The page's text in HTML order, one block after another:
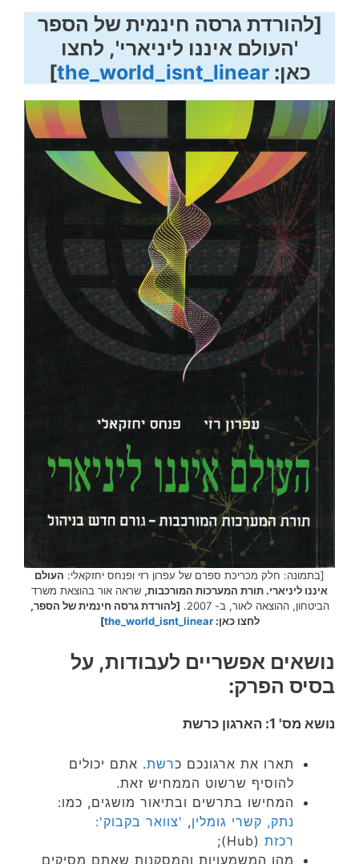
[להורדת גרסה חינמית של הספר
'העולם איננו ליניארי', לחצו
כאן:the_world_isnt_linear
]
[בתמונה: חלק מכריכת ספרם של עפרון רזי ופנחס יחזקאלי: העולם
איננו ליניארי. תורת המערכות המורכבות, שראה אור בהוצאת משרד
הביטחון, ההוצאה לאור, ב- 2007.
[להורדת גרסה חינמית של הספר,
לחצו כאן:the_world_isnt_linear
]
נושאים אפשריים לעבודות, על
בסיס הפרק:
נושא מס' 1: הארגון כרשת
תארו את ארגונכם כרשת. אתם יכולים
להוסיף שרשוט הממחיש זאת.
המחישו בתרשים ובתיאור מושגים, כמו:
נתק, קשרי גומלין, 'צוואר בקבוק':
רכזת (Hub);
מהן המשמעויות והמסקנות שאתם מסיקים